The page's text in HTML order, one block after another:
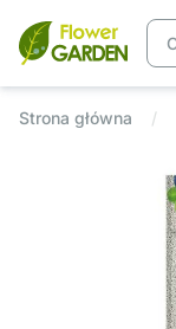
Strona główna